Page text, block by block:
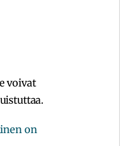
voivat
on